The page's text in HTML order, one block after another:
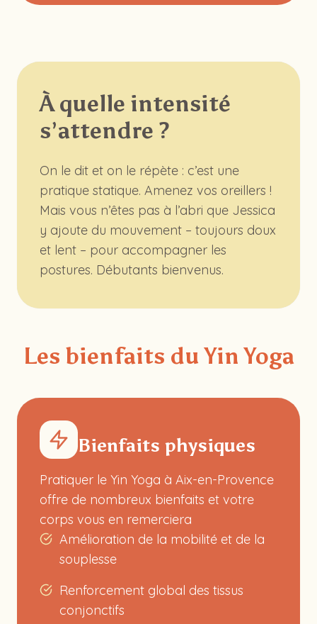
À quelle intensité
s’attendre ?
On le dit et on le répète : c’est une
pratique statique. Amenez vos oreillers !
Mais vous n’êtes pas à l’abri que Jessica
y ajoute du mouvement – toujours doux
et lent – pour accompagner les
postures. Débutants bienvenus.
Les bienfaits du Yin Yoga
Bienfaits physiques
Pratiquer le Yin Yoga à Aix-en-Provence
offre de nombreux bienfaits et votre
corps vous en remerciera
Amélioration de la mobilité et de la
souplesse
Renforcement global des tissus
conjonctifs